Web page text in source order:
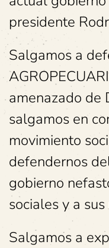
presidente
Salgamos a
amenazado de
salgamos en
movimiento
defendernos
gobierno
sociales y a
Salgamos a